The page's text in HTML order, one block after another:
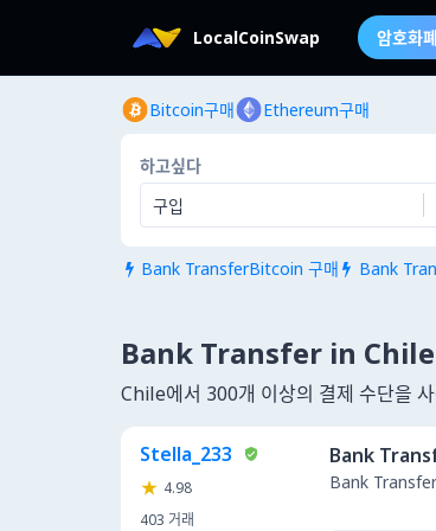
LocalCoinSwap 암호화
Bitcoin구매 Ethereum구매
하고싶다
구입
 Bank TransferBitcoin 구매  Bank
Bank Transfer in
Chile에서 300개 이상의 결제 수단을
Stella_233
4.98
403 거래
Bank
Bank